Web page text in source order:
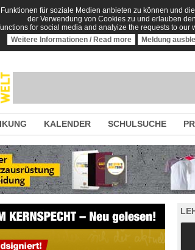
für soziale Medien anbieten zu können und
der Verwendung von Cookies zu und erlauben
for social media and analyize the requests to
Weitere Informationen / Read more
Meldung
KALENDER SCHULSUCHE